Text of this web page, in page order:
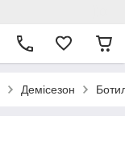
Демісезон